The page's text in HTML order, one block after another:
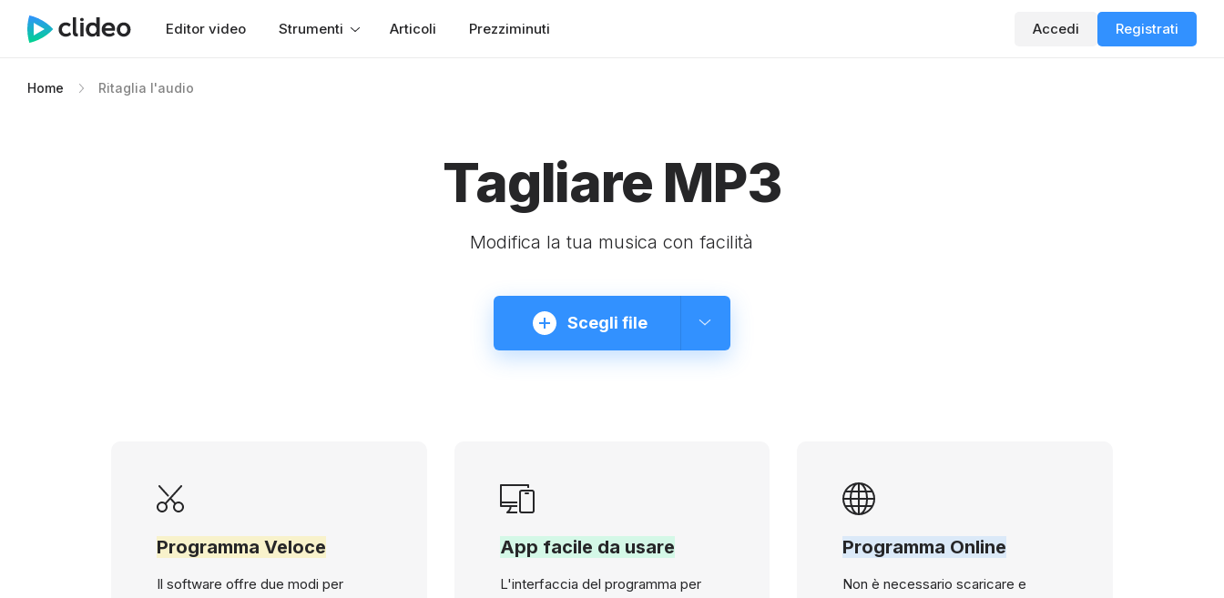
Editor video Strumenti Articoli Prezziminuti Accedi Registrati
Home Ritaglia l'audio
Tagliare MP3
Modifica la tua musica con facilità
Scegli file
Programma Veloce
Il software offre due modi per
App facile da usare
L'interfaccia del programma per
Programma Online
Non è necessario scaricare e